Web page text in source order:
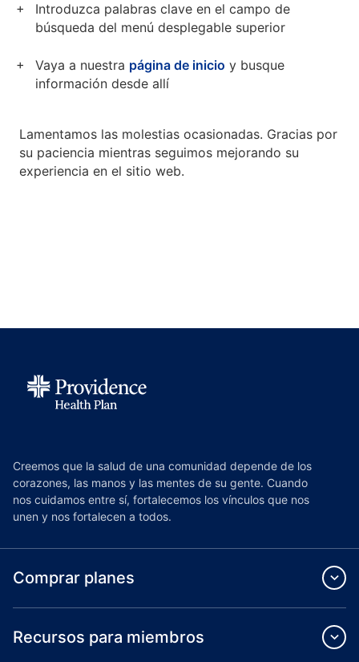
Introduzca palabras clave en el campo de
búsqueda del menú desplegable superior
Vaya a nuestra página de inicio y busque
información desde allí
Lamentamos las molestias ocasionadas. Gracias por
su paciencia mientras seguimos mejorando su
experiencia en el sitio web.
Creemos que la salud de una comunidad depende de los
corazones, las manos y las mentes de su gente. Cuando
nos cuidamos entre sí, fortalecemos los vínculos que nos
unen y nos fortalecen a todos.
Comprar planes
Recursos para miembros